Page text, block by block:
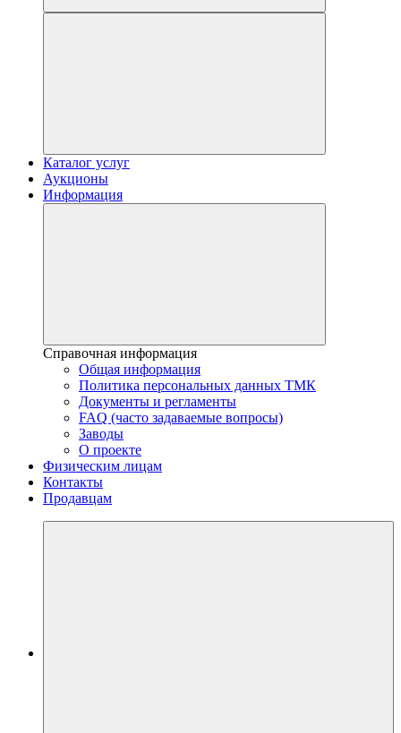
Каталог услуг
Аукционы
Информация
Справочная информация
Общая информация
Политика персональных данных ТМК
Документы и регламенты
FAQ (часто задаваемые вопросы)
Заводы
О проекте
Физическим лицам
Контакты
Продавцам